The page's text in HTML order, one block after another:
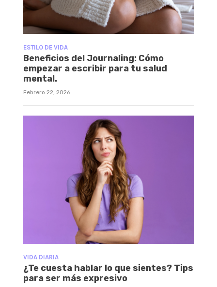
ESTILO DE VIDA
Beneficios del Journaling: Cómo
empezar a escribir para tu salud
mental.
Febrero 22, 2026
VIDA DIARIA
¿Te cuesta hablar lo que sientes? Tips
para ser más expresivo